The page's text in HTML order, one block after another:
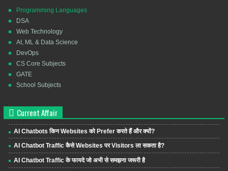
Programming Languages
DSA
Web Technology
AI, ML & Data Science
DevOps
CS Core Subjects
GATE
School Subjects
Current Affair
AI Chatbots किन Websites को Prefer करते हैं और क्यों?
AI Chatbot Traffic कैसे Websites पर Visitors ला सकता है?
AI Chatbot Traffic के फायदे जो अभी से समझना जरूरी है